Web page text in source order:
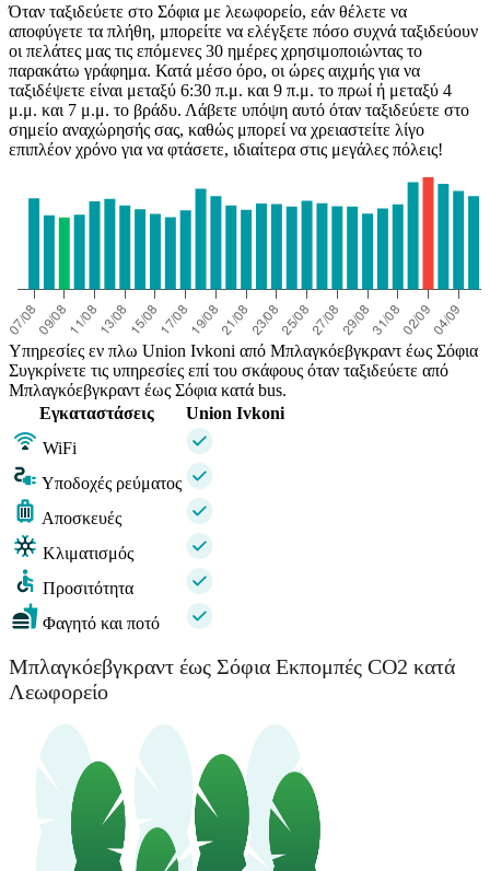
Όταν ταξιδεύετε στο Σόφια με λεωφορείο, εάν θέλετε να
αποφύγετε τα πλήθη, μπορείτε να ελέγξετε πόσο συχνά ταξιδεύουν
οι πελάτες μας τις επόμενες 30 ημέρες χρησιμοποιώντας το
παρακάτω γράφημα. Κατά μέσο όρο, οι ώρες αιχμής για να
ταξιδέψετε είναι μεταξύ 6:30 π.μ. και 9 π.μ. το πρωί ή μεταξύ 4
μ.μ. και 7 μ.μ. το βράδυ. Λάβετε υπόψη αυτό όταν ταξιδεύετε στο
σημείο αναχώρησής σας, καθώς μπορεί να χρειαστείτε λίγο
επιπλέον χρόνο για να φτάσετε, ιδιαίτερα στις μεγάλες πόλεις!
Υπηρεσίες εν πλω Union Ivkoni από Μπλαγκόεβγκραντ έως Σόφια
Συγκρίνετε τις υπηρεσίες επί του σκάφους όταν ταξιδεύετε από
Μπλαγκόεβγκραντ έως Σόφια κατά bus.
Εγκαταστάσεις
Union Ivkoni
WiFi
Υποδοχές ρεύματος
Αποσκευές
Κλιματισμός
Προσιτότητα
Φαγητό και ποτό
Μπλαγκόεβγκραντ έως Σόφια Εκπομπές CO2 κατά
Λεωφορείο